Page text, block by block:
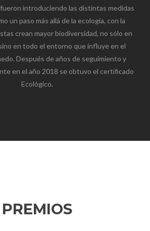
introduciendo las distintas medidas
un paso más allá de la ecología, con la
crean mayor biodiversidad, no sólo en
en todo el entorno que influye en el
Después de años de seguimiento y
en el año 2018 se obtuvo el certificado
Ecológico.
PREMIOS